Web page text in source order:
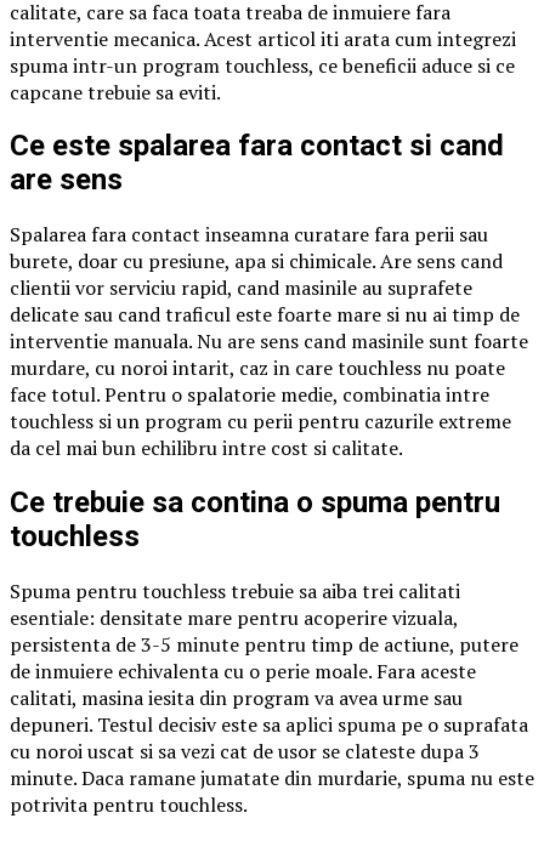
calitate, care sa faca toata treaba de inmuiere fara
interventie mecanica. Acest articol iti arata cum integrezi
spuma intr-un program touchless, ce beneficii aduce si ce
capcane trebuie sa eviti.
Ce este spalarea fara contact si cand
are sens
Spalarea fara contact inseamna curatare fara perii sau
burete, doar cu presiune, apa si chimicale. Are sens cand
clientii vor serviciu rapid, cand masinile au suprafete
delicate sau cand traficul este foarte mare si nu ai timp de
interventie manuala. Nu are sens cand masinile sunt foarte
murdare, cu noroi intarit, caz in care touchless nu poate
face totul. Pentru o spalatorie medie, combinatia intre
touchless si un program cu perii pentru cazurile extreme
da cel mai bun echilibru intre cost si calitate.
Ce trebuie sa contina o spuma pentru
touchless
Spuma pentru touchless trebuie sa aiba trei calitati
esentiale: densitate mare pentru acoperire vizuala,
persistenta de 3-5 minute pentru timp de actiune, putere
de inmuiere echivalenta cu o perie moale. Fara aceste
calitati, masina iesita din program va avea urme sau
depuneri. Testul decisiv este sa aplici spuma pe o suprafata
cu noroi uscat si sa vezi cat de usor se clateste dupa 3
minute. Daca ramane jumatate din murdarie, spuma nu este
potrivita pentru touchless.